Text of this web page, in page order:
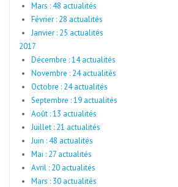
Mars : 48 actualités
Février : 28 actualités
Janvier : 25 actualités
2017
Décembre : 14 actualités
Novembre : 24 actualités
Octobre : 24 actualités
Septembre : 19 actualités
Août : 13 actualités
Juillet : 21 actualités
Juin : 48 actualités
Mai : 27 actualités
Avril : 20 actualités
Mars : 30 actualités